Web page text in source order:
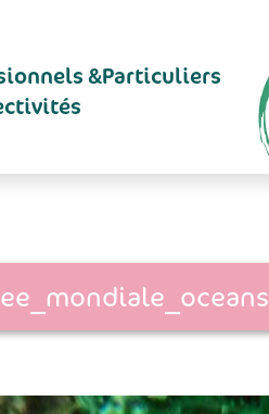
&Particuliers